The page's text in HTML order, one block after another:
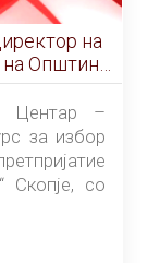
Центар –
за избор
Скопје, со